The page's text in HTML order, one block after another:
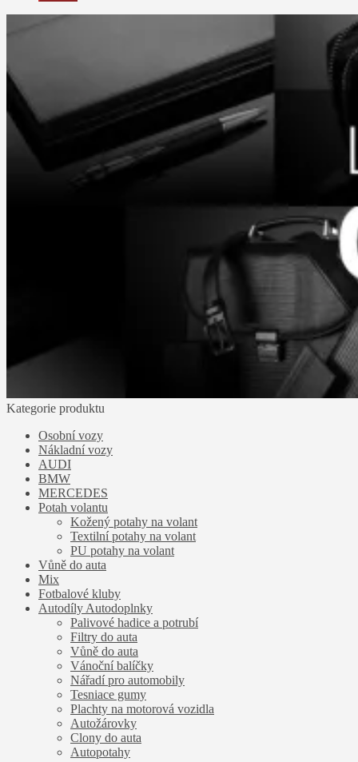
Kategorie produktu
Osobní vozy
Nákladní vozy
AUDI
BMW
MERCEDES
Potah volantu
Kožený potahy na volant
Textilní potahy na volant
PU potahy na volant
Vůně do auta
Mix
Fotbalové kluby
Autodíly Autodoplnky
Palivové hadice a potrubí
Filtry do auta
Vůně do auta
Vánoční balíčky
Nářadí pro automobily
Tesniace gumy
Plachty na motorová vozidla
Autožárovky
Clony do auta
Autopotahy